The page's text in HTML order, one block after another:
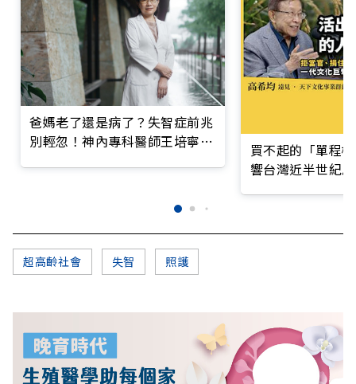
爸媽老了還是病了？失智症前兆
別輕忽！神內專科醫師王培寧呼
買不起的「單程
響台灣近半世紀
超高齡社會 失智 照護